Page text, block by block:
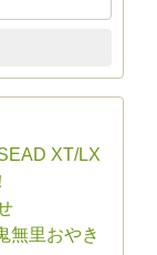
XT/LX
無里おやき